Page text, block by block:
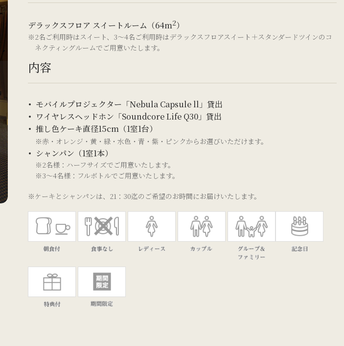
デラックスフロア スイートルーム（64m2）
※2名ご利用時はスイート、3～4名ご利用時はデラックスフロアスイート＋スタンダードツインのコ
ネクティングルームでご用意いたします。
内容
モバイルプロジェクター「Nebula Capsule ll」貸出
ワイヤレスヘッドホン「Soundcore Life Q30」貸出
推し色ケーキ直径15cm（1室1台）
※赤・オレンジ・黄・緑・水色・青・紫・ピンクからお選びいただけます。
シャンパン（1室1本）
※2名様：ハーフサイズでご用意いたします。
※3～4名様：フルボトルでご用意いたします。
※ケーキとシャンパンは、21：30迄のご希望のお時間にお届けいたします。